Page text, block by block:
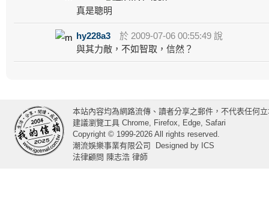
真是聰明
hy228a3
於 2009-07-06 00:55:49 說
與其力敵，不如智取，信然？
本站內容均為網路流傳、讀者分享之郵件，不代表任何
建議瀏覽工具 Chrome, Firefox, Edge, Safari
Copyright © 1999-2026 All rights reserved.
潮流娛樂事業有限公司
Designed by ICS
法律顧問 陳志浩 律師